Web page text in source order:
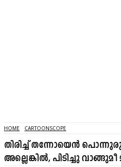
HOME CARTOONSCOPE
തിരിച്ച് തന്നോയെൻ
അല്ലെങ്കിൽ, പിടിച്ചു